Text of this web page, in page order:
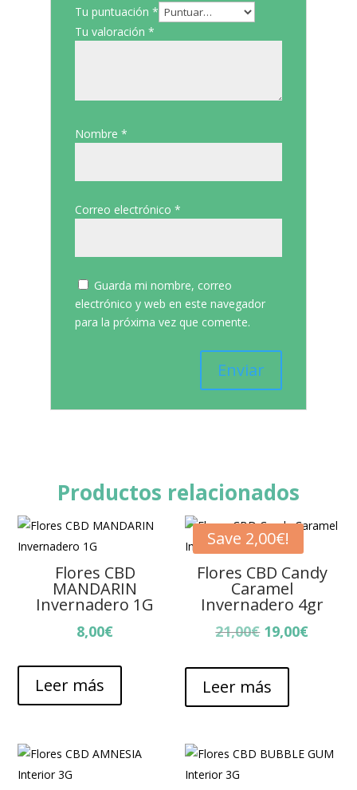
Tu puntuación *
Tu valoración *
Nombre *
Correo electrónico *
Guarda mi nombre, correo
electrónico y web en este navegador
para la próxima vez que comente.
Productos relacionados
Flores CBD
MANDARIN
Invernadero 1G
8,00€
Leer más
Save 2,00€!
Flores CBD Candy
Caramel
Invernadero 4gr
21,00€ El
original
era:
21,00€.
19,00€El
Leer más